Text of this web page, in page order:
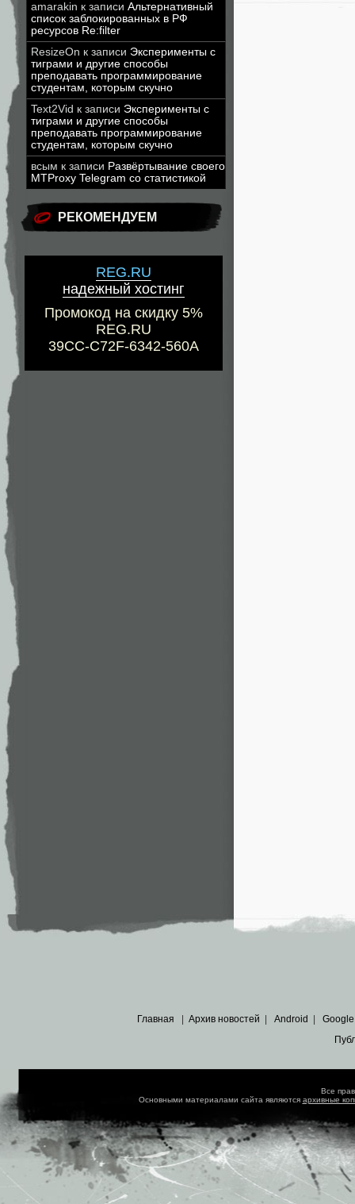
amarakin к записи Альтернативный
список заблокированных в РФ
ресурсов Re:filter
ResizeOn к записи Эксперименты с
тиграми и другие способы
преподавать программирование
студентам, которым скучно
Text2Vid к записи Эксперименты с
тиграми и другие способы
преподавать программирование
студентам, которым скучно
всым к записи Развёртывание своего
MTProxy Telegram со статистикой
РЕКОМЕНДУЕМ
REG.RU
надежный хостинг
Промокод на скидку 5%
REG.RU
39CC-C72F-6342-560A
Главная Архив новостей Android Google
Все
Основными материалами сайта являются архивные